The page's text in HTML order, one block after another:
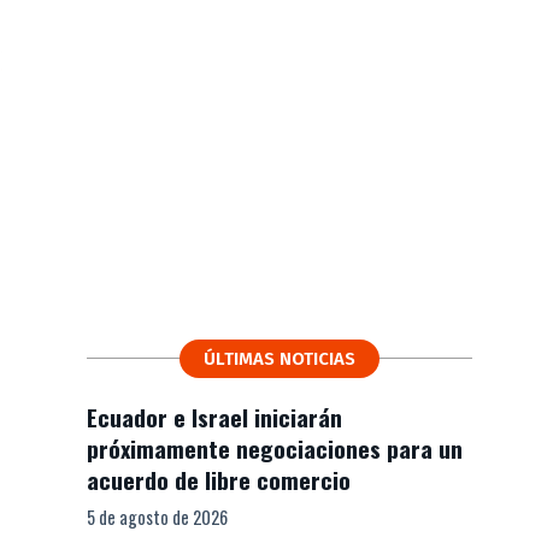
ÚLTIMAS NOTICIAS
Ecuador e Israel iniciarán
próximamente negociaciones para un
acuerdo de libre comercio
5 de agosto de 2026